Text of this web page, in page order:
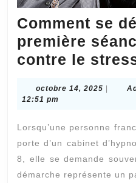
Comment se
première
contre le
octobre 14, 2025 octobre
|
12:51 pm
Lorsqu’une personne
porte d’un cabinet
8, elle se demande
démarche représente un